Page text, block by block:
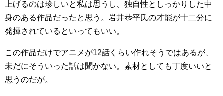
上げるのは珍しいと私は思うし、独自性としっかりした中
身のある作品だったと思う。岩井恭平氏の才能が十二分に
発揮されているといってもいい。
この作品だけでアニメが12話くらい作れそうではあるが、
未だにそういった話は聞かない。素材としても丁度いいと
思うのだが。